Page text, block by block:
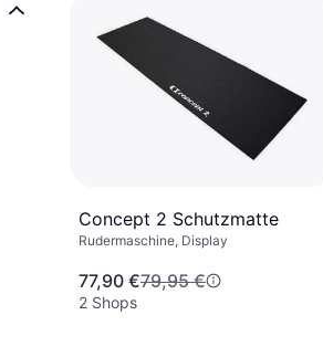
Concept 2 Schutzmatte
Rudermaschine, Display
77,90 €79,95 €
2 Shops